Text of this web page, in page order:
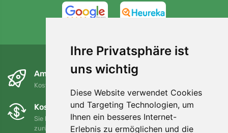
Ihre Privatsphäre ist
uns wichtig
Diese Website verwendet Cookies
und Targeting Technologien, um
Ihnen ein besseres Internet-
Erlebnis zu ermöglichen und die
Am nächsten Tag und kostenlos
Kostenloser Versand für Bestellungen über 80 EUR
Kostenloser Umtausch und Rückgabe
Sie können Ihre Bestellung jederzeit innerhalb von 90 Tagen
zurückgeben oder umtauschen.